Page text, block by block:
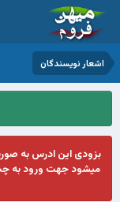
اشعار نویسندگان
بزودی این ادرس به
میشود جهت ورود به